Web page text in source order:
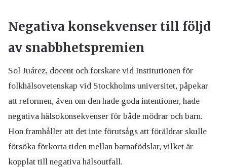
Negativa konsekvenser till följd
av snabbhetspremien
Sol Juárez, docent och forskare vid Institutionen för
folkhälsovetenskap vid Stockholms universitet, påpekar
att reformen, även om den hade goda intentioner, hade
negativa hälsokonsekvenser för både mödrar och barn.
Hon framhåller att det inte förutsågs att föräldrar skulle
försöka förkorta tiden mellan barnafödslar, vilket är
kopplat till negativa hälsoutfall.